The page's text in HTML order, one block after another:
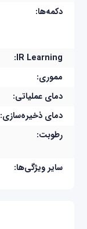
دکمه‌ها:
IR Learning:
مموری:
دمای عملیاتی:
دمای ذخیره‌سازی:
رطوبت:
سایر ویژگی‌ها: